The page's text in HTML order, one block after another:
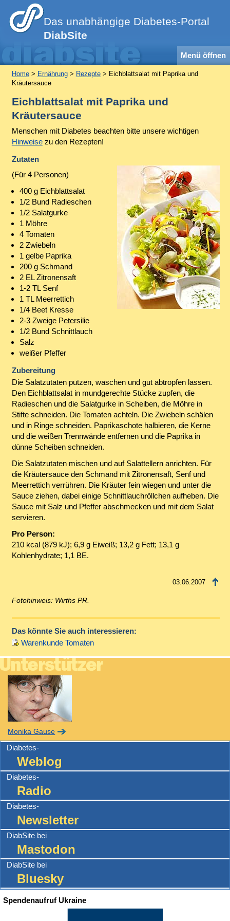
Das unabhängige Diabetes-Portal
DiabSite
Menü öffnen
Home> Ernährung> Rezepte> Eichblattsalat mit Paprika und
Kräutersauce
Eichblattsalat mit Paprika und
Kräutersauce
Menschen mit Diabetes beachten bitte unsere wichtigen
Hinweisezu den Rezepten!
Zutaten
(Für 4 Personen)
400 g Eichblattsalat
1/2 Bund Radieschen
1/2 Salatgurke
1 Möhre
4 Tomaten
2 Zwiebeln
1 gelbe Paprika
200 g Schmand
2 EL Zitronensaft
1-2 TL Senf
1 TL Meerrettich
1/4 Beet Kresse
2-3 Zweige Petersilie
1/2 Bund Schnittlauch
Salz
weißer Pfeffer
Zubereitung
Die Salatzutaten putzen, waschen und gut abtropfen lassen.
Den Eichblattsalat in mundgerechte Stücke zupfen, die
Radieschen und die Salatgurke in Scheiben, die Möhre in
Stifte schneiden. Die Tomaten achteln. Die Zwiebeln schälen
und in Ringe schneiden. Paprikaschote halbieren, die Kerne
und die weißen Trennwände entfernen und die Paprika in
dünne Scheiben schneiden.
Die Salatzutaten mischen und auf Salattellern anrichten. Für
die Kräutersauce den Schmand mit Zitronensaft, Senf und
Meerrettich verrühren. Die Kräuter fein wiegen und unter die
Sauce ziehen, dabei einige Schnittlauchröllchen aufheben. Die
Sauce mit Salz und Pfeffer abschmecken und mit dem Salat
servieren.
Pro Person:
210 kcal (879 kJ); 6,9 g Eiweiß; 13,2 g Fett; 13,1 g
Kohlenhydrate; 1,1 BE.
03.06.2007
Fotohinweis: Wirths PR.
Das könnte Sie auch interessieren:
Warenkunde Tomaten
Monika Gause
Diabetes-
Weblog
Diabetes-
Radio
Diabetes-
Newsletter
DiabSite bei
Mastodon
DiabSite bei
Bluesky
Spendenaufruf Ukraine